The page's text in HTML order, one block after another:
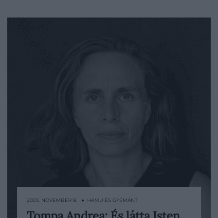
2023. NOVEMBER 8. ● HAMU ÉS GYÉMÁNT